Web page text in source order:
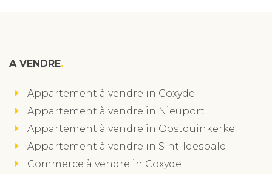
A VENDRE
Appartement à vendre in Coxyde
Appartement à vendre in Nieuport
Appartement à vendre in Oostduinkerke
Appartement à vendre in Sint-Idesbald
Commerce à vendre in Coxyde